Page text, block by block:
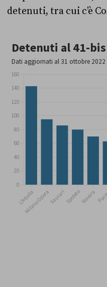
detenuti, tra cui c’è